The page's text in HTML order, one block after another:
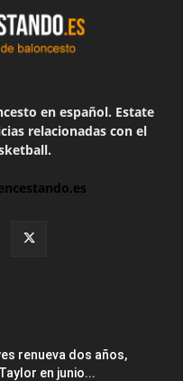
en español. Estate
relacionadas con el
renueva dos años,
en junio...